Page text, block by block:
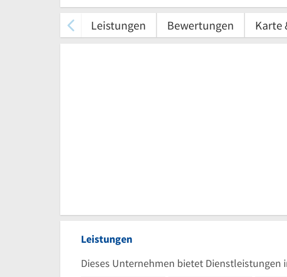
Leistungen Bewertungen Karte
Leistungen
Dieses Unternehmen bietet Dienstleistungen